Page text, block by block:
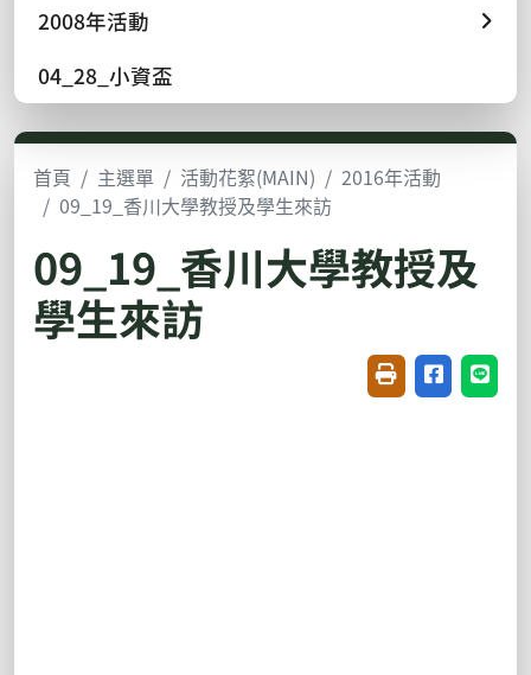
2008年活動
04_28_小資盃
首頁 主選單 活動花絮(MAIN)
2016年活動
09_19_香川大學教授及學生來訪
09_19_香川大學教授及
學生來訪
友善列印(開新視
分享至臉書
分享